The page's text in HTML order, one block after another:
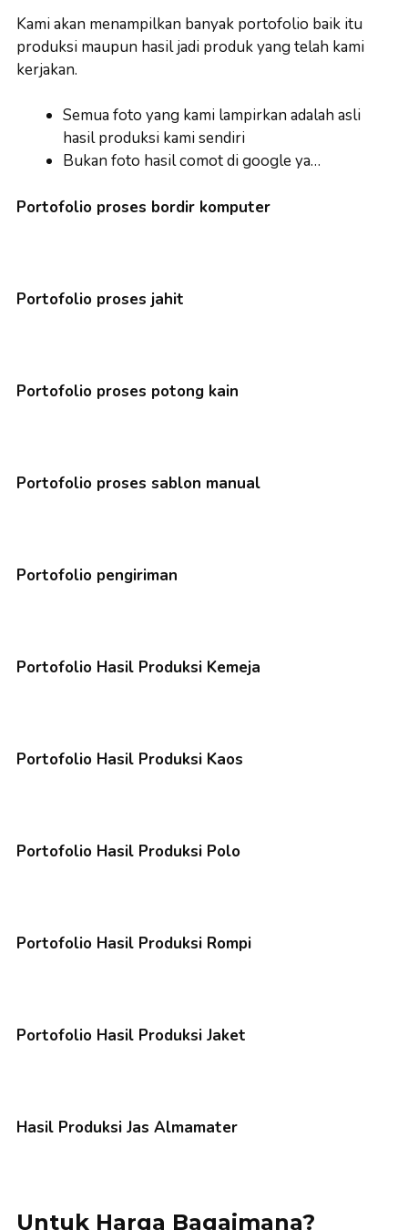
Kami akan menampilkan banyak portofolio baik itu
produksi maupun hasil jadi produk yang telah kami
kerjakan.
Semua foto yang kami lampirkan adalah asli
hasil produksi kami sendiri
Bukan foto hasil comot di google ya…
Portofolio proses bordir komputer
Portofolio proses jahit
Portofolio proses potong kain
Portofolio proses sablon manual
Portofolio pengiriman
Portofolio Hasil Produksi Kemeja
Portofolio Hasil Produksi Kaos
Portofolio Hasil Produksi Polo
Portofolio Hasil Produksi Rompi
Portofolio Hasil Produksi Jaket
Hasil Produksi Jas Almamater
Untuk Harga Bagaimana?